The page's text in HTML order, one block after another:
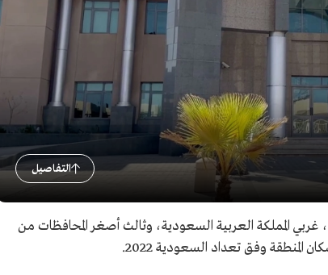
التفاصيل
، غربي المملكة العربية السعودية، وثالث أصغر المحافظات من